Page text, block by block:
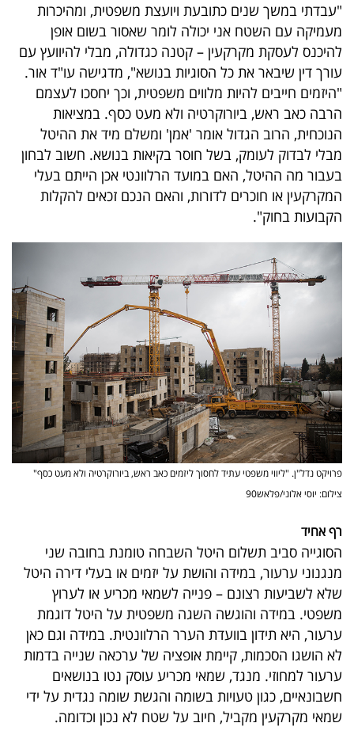
"עבדתי במשך שנים כתובעת ויועצת משפטית, ומהיכרות
מעמיקה עם השטח אני יכולה לומר שאסור בשום אופן
להיכנס לעסקת מקרקעין – קטנה כגדולה, מבלי להיוועץ עם
עורך דין שיבאר את כל הסוגיות בנושא", מדגישה עו"ד אור.
"היזמים חייבים להיות מלווים משפטית, וכך יחסכו לעצמם
הרבה כאב ראש, ביורוקרטיה ולא מעט כסף. במציאות
הנוכחית, הרוב הגדול אומר 'אמן' ומשלם מיד את ההיטל
מבלי לבדוק לעומק, בשל חוסר בקיאות בנושא. חשוב לבחון
בעבור מה ההיטל, האם במועד הרלוונטי אכן הייתם בעלי
המקרקעין או חוכרים לדורות, והאם הנכם זכאים להקלות
הקבועות בחוק".
פרויקט נדל"ן. "ליווי משפטי עתיד לחסוך ליזמים כאב ראש, ביורוקרטיה ולא מעט כסף"
צילום: יוסי אלוני/פלאש90
רף אחיד
הסוגייה סביב תשלום היטל השבחה טומנת בחובה שני
מנגנוני ערעור, במידה והושת על יזמים או בעלי דירה היטל
שלא לשביעות רצונם – פנייה לשמאי מכריע או לערוץ
משפטי. במידה והוגשה השגה משפטית על היטל דוגמת
ערעור, היא תידון בוועדת הערר הרלוונטית. במידה וגם כאן
לא הושגו הסכמות, קיימת אופציה של ערכאה שנייה בדמות
ערעור למחוזי. מנגד, שמאי מכריע עוסק נטו בנושאים
חשבונאיים, כגון טעויות בשומה והגשת שומה נגדית על ידי
שמאי מקרקעין מקביל, חיוב על שטח לא נכון וכדומה.